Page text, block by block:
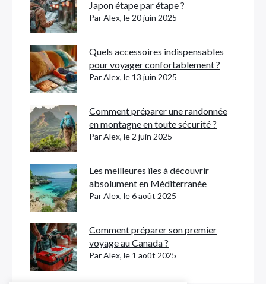
Japon étape par étape ?
Par Alex, le 20 juin 2025
Quels accessoires indispensables
pour voyager confortablement ?
Par Alex, le 13 juin 2025
Comment préparer une randonnée
en montagne en toute sécurité ?
Par Alex, le 2 juin 2025
Les meilleures îles à découvrir
absolument en Méditerranée
Par Alex, le 6 août 2025
Comment préparer son premier
voyage au Canada ?
Par Alex, le 1 août 2025